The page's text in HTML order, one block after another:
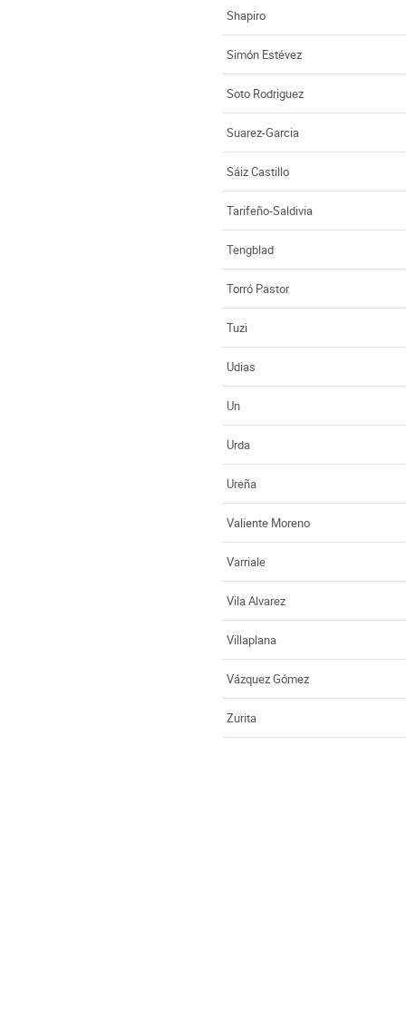
Shapiro
Simón Estévez
Soto Rodriguez
Suarez-Garcia
Sáiz Castillo
Tarifeño-Saldivia
Tengblad
Torró Pastor
Tuzi
Udias
Un
Urda
Ureña
Valiente Moreno
Varriale
Vila Alvarez
Villaplana
Vázquez Gómez
Zurita